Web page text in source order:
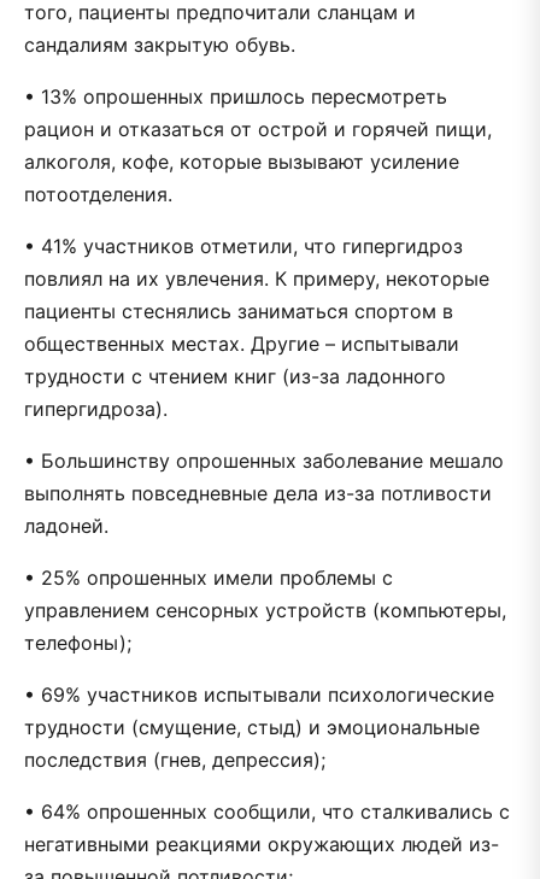
того, пациенты предпочитали сланцам и
сандалиям закрытую обувь.
• 13% опрошенных пришлось пересмотреть
рацион и отказаться от острой и горячей пищи,
алкоголя, кофе, которые вызывают усиление
потоотделения.
• 41% участников отметили, что гипергидроз
повлиял на их увлечения. К примеру, некоторые
пациенты стеснялись заниматься спортом в
общественных местах. Другие – испытывали
трудности с чтением книг (из-за ладонного
гипергидроза).
• Большинству опрошенных заболевание мешало
выполнять повседневные дела из-за потливости
ладоней.
• 25% опрошенных имели проблемы с
управлением сенсорных устройств (компьютеры,
телефоны);
• 69% участников испытывали психологические
трудности (смущение, стыд) и эмоциональные
последствия (гнев, депрессия);
• 64% опрошенных сообщили, что сталкивались с
негативными реакциями окружающих людей из-